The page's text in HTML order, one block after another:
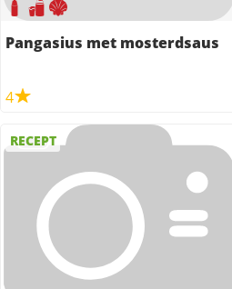
Pangasius met mosterdsaus
4
RECEPT